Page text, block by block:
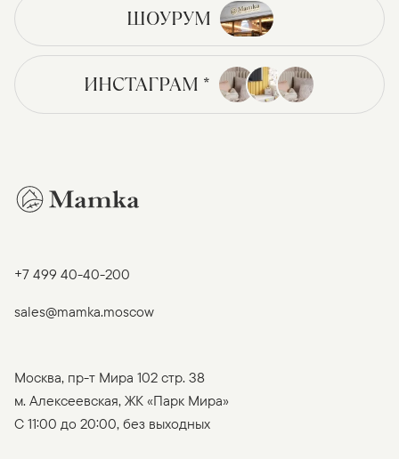
ШОУРУМ
ИНСТАГРАМ *
+7 499 40-40-200
sales@mamka.moscow
Москва, пр-т Мира 102 стр. 38
м. Алексеевская, ЖК «Парк Мира»
C 11:00 до 20:00, без выходных